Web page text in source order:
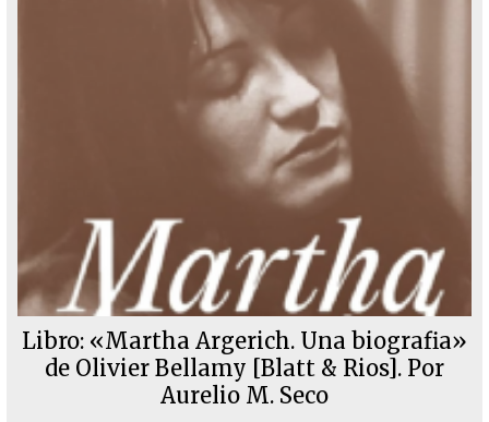
Libro: «Martha Argerich. Una biografia»
de Olivier Bellamy [Blatt & Rios]. Por
Aurelio M. Seco